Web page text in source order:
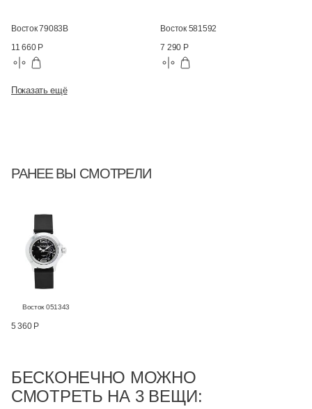
Восток 79083В
11 660 Р
Восток 581592
7 290 Р
Показать ещё
РАНЕЕ ВЫ СМОТРЕЛИ
Восток 051343
5 360 Р
БЕСКОНЕЧНО МОЖНО
СМОТРЕТЬ НА 3 ВЕЩИ: